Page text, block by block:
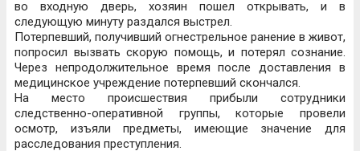
во входную дверь, хозяин пошел открывать, и в
следующую минуту раздался выстрел.
Потерпевший, получивший огнестрельное ранение в живот,
попросил вызвать скорую помощь, и потерял сознание.
Через непродолжительное время после доставления в
медицинское учреждение потерпевший скончался.
На место происшествия прибыли сотрудники
следственно-оперативной группы, которые провели
осмотр, изъяли предметы, имеющие значение для
расследования преступления.